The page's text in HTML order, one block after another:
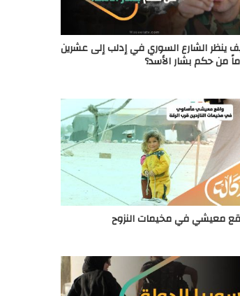
ينظر الشارع السوري في إدلب إلى عشرين
من حكم بشار الأسد؟
معيشي في مخيمات النزوح